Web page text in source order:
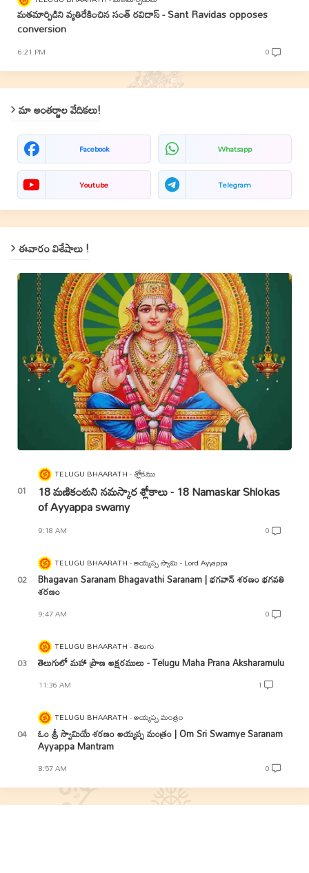
మతమార్పిడిని వ్యతిరేకించిన సంత్‌ రవిదాస్‌ - Sant Ravidas opposes
conversion
6:21 PM 0
మా అంతర్జాల వేదికలు!
Facebook Whatsapp
Youtube Telegram
ఈవారం విశేషాలు !
TELUGU BHAARATH శ్లోకము
18 మణికంఠుని నమస్కార శ్లోకాలు - 18 Namaskar Shlokas
of Ayyappa swamy
9:18 AM 0
TELUGU BHAARATH అయ్యప్ప స్వామి - Lord Ayyappa
Bhagavan Saranam Bhagavathi Saranam | భగవాన్ శరణం భగవతి
శరణం
9:47 AM 0
TELUGU BHAARATH తెలుగు
తెలుగులో మహా ప్రాణ అక్షరములు - Telugu Maha Prana Aksharamulu
11:36 AM 1
TELUGU BHAARATH అయ్యప్ప మంత్రం
ఓం శ్రీ స్వామియే శరణం అయ్యప్ప మంత్రం | Om Sri Swamye Saranam
Ayyappa Mantram
8:57 AM 0